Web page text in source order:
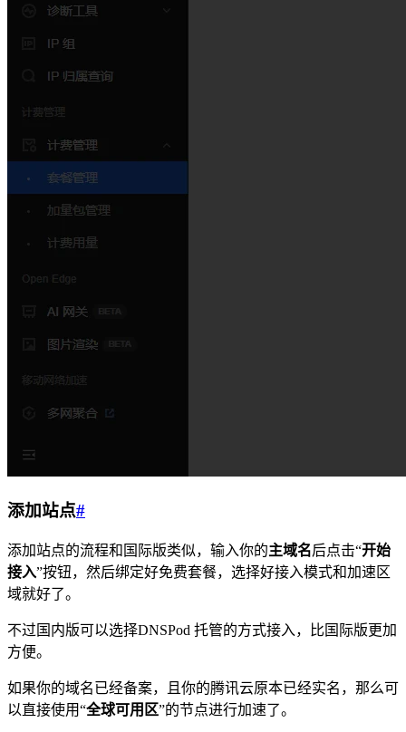
添加站点#
添加站点的流程和国际版类似，输入你的主域名后点击“开始
接入”按钮，然后绑定好免费套餐，选择好接入模式和加速区
域就好了。
不过国内版可以选择DNSPod 托管的方式接入，比国际版更加
方便。
如果你的域名已经备案，且你的腾讯云原本已经实名，那么可
以直接使用“全球可用区”的节点进行加速了。